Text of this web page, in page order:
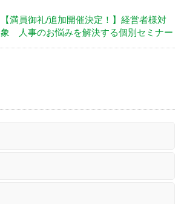
【満員御礼/追加開催決定！】経営者様対
象 人事のお悩みを解決する個別セミナー